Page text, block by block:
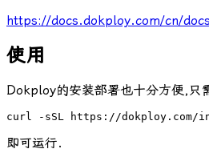
https://docs.dokploy.com/cn/
使用
Dokploy的安装部署也十分方便,只
curl -sSL https://
即可运行.